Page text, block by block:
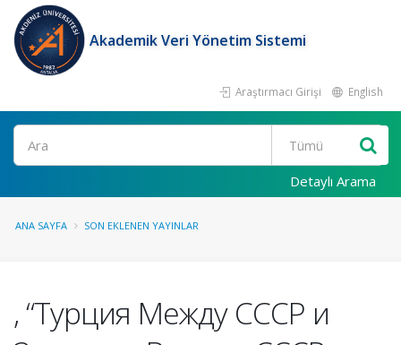
Akademik Veri Yönetim Sistemi
Araştırmacı Girişi English
Ara
Detaylı Arama
ANA SAYFA SON EKLENEN YAYINLAR
, “Турция Между СССР и